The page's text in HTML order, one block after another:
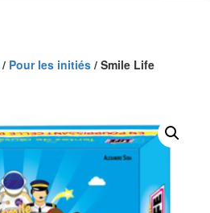
/ Pour les initiés / Smile Life